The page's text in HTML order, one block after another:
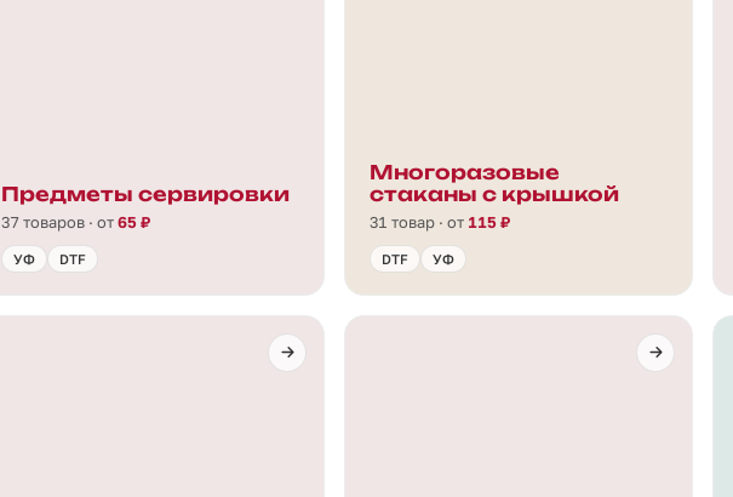
Предметы сервировки
37 товаров · от65 ₽
УФ DTF
Многоразовые
стаканы с крышкой
31 товар · от 115 ₽
DTF УФ